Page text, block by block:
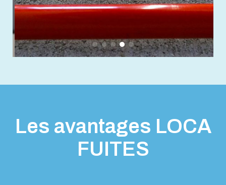
Les avantages LOCA
FUITES